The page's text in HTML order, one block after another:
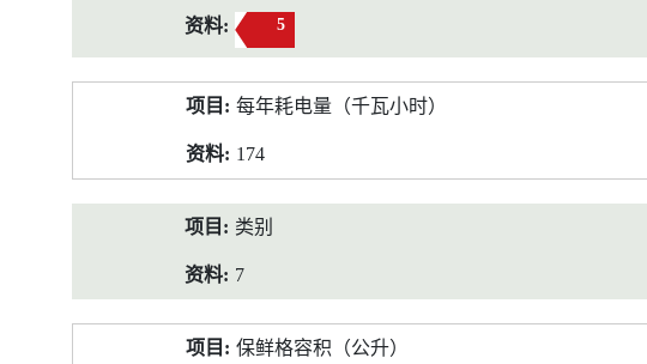
5
每年耗电量（千瓦小时）
174
类别
7
保鲜格容积（公升）